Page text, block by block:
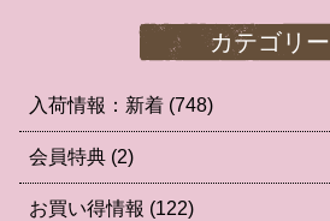
カテゴリー
入荷情報：新着 (748)
会員特典 (2)
お買い得情報 (122)